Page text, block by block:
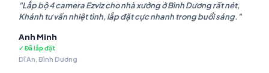
"Lắp bộ 4 camera Ezviz cho nhà xưởng ở Bình Dương rất nét,
Khánh tư vấn nhiệt tình, lắp đặt cực nhanh trong buổi sáng."
Anh Minh
✓ Đã lắp đặt
Dĩ An, Bình Dương